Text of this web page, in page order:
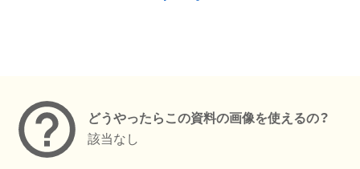
どうやったらこの資料の画像を使えるの？
該当なし